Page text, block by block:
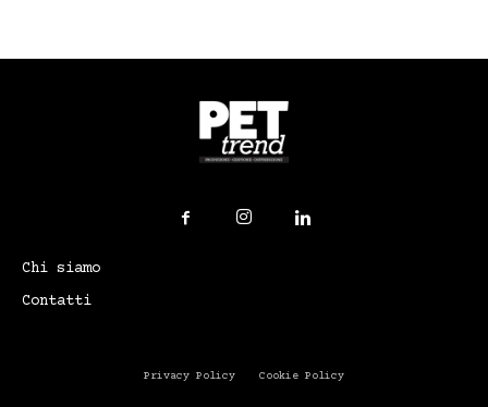
Chi siamo
Contatti
Privacy Policy Cookie Policy